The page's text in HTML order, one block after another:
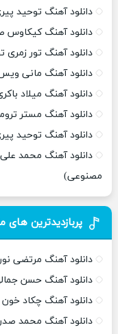
دانلود آهنگ توحید
دانلود آهنگ کیکاوس
دانلود آهنگ تور زمری
دانلود آهنگ مانی
دانلود آهنگ میلاد
دانلود آهنگ مستر
دانلود آهنگ توحید
دانلود آهنگ محمد
مصنوعی)
پربازدیدترین های
دانلود آهنگ مرتضی
دانلود آهنگ حسن
دانلود آهنگ چکاد خون
دانلود آهنگ محمد